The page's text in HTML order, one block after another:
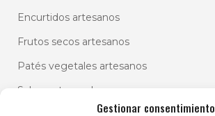
Gestionar consentimiento
Encurtidos artesanos
Frutos secos artesanos
Patés vegetales artesanos
Salsas artesanales